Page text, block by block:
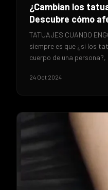
¿Cambian los
Descubre cómo
TATUAJES CUANDO
siempre es que ¿si los
cuerpo de una
24 Oct 2024